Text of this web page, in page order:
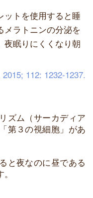
ットを使用すると睡
メラトニンの分泌を
夜眠りにくくなり朝
112: 1232-1237.
ズム（サーカディア
第３の視細胞」があ
と夜なのに昼である